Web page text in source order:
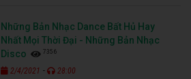
Những Bản Nhạc Dance Bất Hủ Hay
Nhất Mọi Thời Đại - Những Bản Nhạc
Disco
7356
2/4/2021 - 28:00